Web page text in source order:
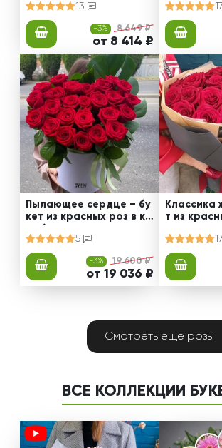
13
-3% 8 649 ₽
от 8 414 ₽
17
Пылающее сердце – бу
кет из красных роз в ко
робке
5
-3% 19 600 ₽
от 19 036 ₽
Классика
т из
17
Смотреть еще розы
ВСЕ КОЛЛЕКЦИИ